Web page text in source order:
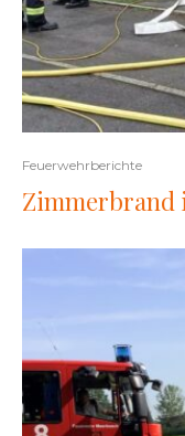
Feuerwehrberichte
Zimmerbrand